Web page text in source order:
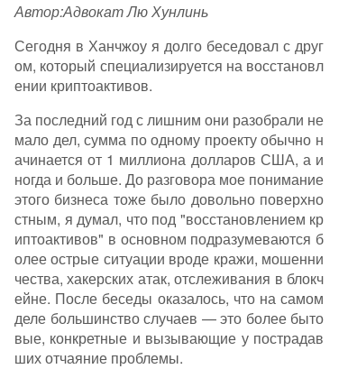
онтроль над активами означает и полную отв
етственность за ошибки. Проблемы возникают
как в децентрализованной среде (потеря зак
рытого ключа означает потерю средств), так
росов через службу поддержки часто бывает
сложным и требует специфических знаний. Ры
нок восстановления активов реален и растёт в
месте с индустрией. Однако в нём много мош
енников: посредники без экспертизы и откров
енные схемы二次ного обмана. Настоящие спе
циалисты не дают 100% гарантий, а сначала
проводят анализ — определяют тип проблем
ы (ошибка сети, seed phrase, блокировка CEX
и т.д.) и возможные пути решения (технически
е, через коммуникацию с биржей, юридическ
ие). Автор отмечает, что его команда сотрудн
ичает с профессиональной службой восстанов
Автор:Адвокат Лю Хунлинь
Сегодня в Ханчжоу я долго беседовал с друг
ом, который специализируется на восстановл
ении криптоактивов.
За последний год с лишним они разобрали не
мало дел, сумма по одному проекту обычно н
ачинается от 1 миллиона долларов США, а и
ногда и больше. До разговора мое понимание
этого бизнеса тоже было довольно поверхно
стным, я думал, что под "восстановлением кр
иптоактивов" в основном подразумеваются б
олее острые ситуации вроде кражи, мошенни
чества, хакерских атак, отслеживания в блокч
ейне. После беседы оказалось, что на самом
деле большинство случаев — это более быто
вые, конкретные и вызывающие у пострадав
ших отчаяние проблемы.